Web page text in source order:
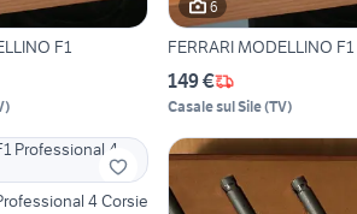
FERRARI MODELLINO F1
)
6
FERRARI MODELLINO F1
149 €
Casale sul Sile(TV)
4 Corsie